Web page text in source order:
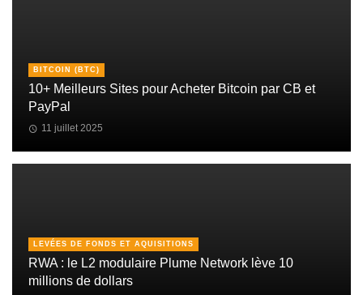
BITCOIN (BTC)
10+ Meilleurs Sites pour Acheter Bitcoin par CB et
PayPal
11 juillet 2025
LEVÉES DE FONDS ET AQUISITIONS
RWA : le L2 modulaire Plume Network lève 10
millions de dollars